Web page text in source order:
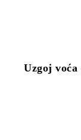
Uzgoj